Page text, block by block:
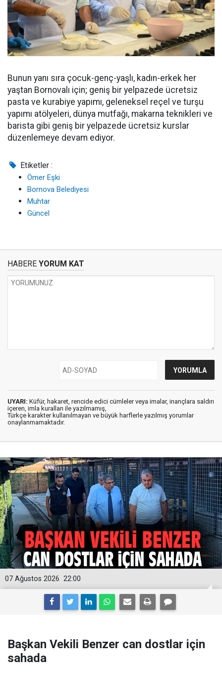
Bunun yanı sıra çocuk-genç-yaşlı, kadın-erkek her
yaştan Bornovalı için; geniş bir yelpazede ücretsiz
pasta ve kurabiye yapımı, geleneksel reçel ve turşu
yapımı atölyeleri, dünya mutfağı, makarna teknikleri ve
barista gibi geniş bir yelpazede ücretsiz kurslar
düzenlemeye devam ediyor.
Etiketler :
Ömer Eşki
Bornova Belediyesi
Muhtar
Güncel
HABERE YORUM KAT
UYARI: Küfür, hakaret, rencide edici cümleler veya imalar, inançlara saldırı
içeren, imla kuralları ile yazılmamış,
Türkçe karakter kullanılmayan ve büyük harflerle yazılmış yorumlar
onaylanmamaktadır.
22:00
07 Ağustos 2026
Başkan Vekili Benzer can dostlar için
sahada